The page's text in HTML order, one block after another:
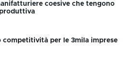
coesive che tengono
per le 3mila imprese